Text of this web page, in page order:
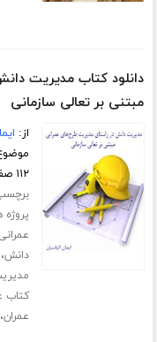
دانلود کتاب مدیریت
مبتنی بر تعالی سازمانی
از:
۱۱۲ صفحه
دانش
کتاب
عمران